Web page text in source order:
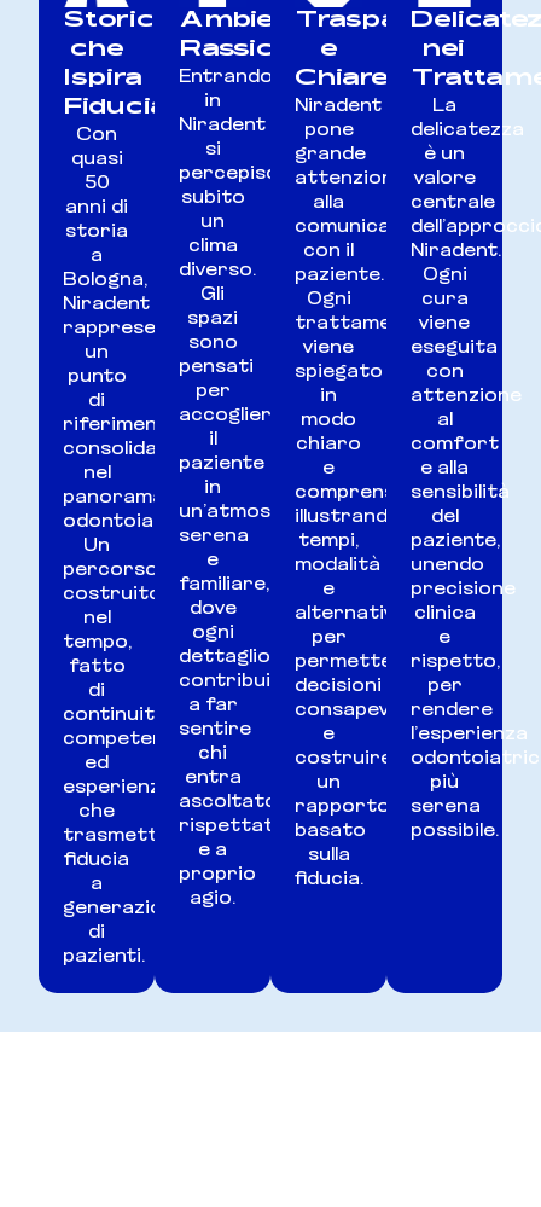
Storicità
che
Ispira
Fiducia
Con
quasi
50
anni di
storia
a
Bologna,
Niradent
rappresenta
un
punto
di
riferimento
consolidato
nel
panorama
odontoiatrico.
Un
percorso
costruito
nel
tempo,
fatto
di
continuità,
competenza
ed
esperienza,
che
trasmette
fiducia
a
generazioni
di
pazienti.
Ambiente
Rassicurante
Entrando
in
Niradent
si
percepisce
subito
un
clima
diverso.
Gli
spazi
sono
pensati
per
accogliere
il
paziente
in
un’atmosfera
serena
e
familiare,
dove
ogni
dettaglio
contribuisce
a far
sentire
chi
entra
ascoltato,
rispettato
e a
proprio
agio.
Trasparenza
e
Chiarezza
Niradent
pone
grande
attenzione
alla
comunicazione
con il
paziente.
Ogni
trattamento
viene
spiegato
in
modo
chiaro
e
comprensibile,
illustrando
tempi,
modalità
e
alternative,
per
permettere
decisioni
consapevoli
e
costruire
un
rapporto
basato
sulla
fiducia.
nei
La
delicatezza
è un
valore
centrale
Niradent.
Ogni
cura
viene
eseguita
con
attenzione
al
comfort
e alla
sensibilità
del
paziente,
unendo
precisione
clinica
e
rispetto,
per
rendere
l’esperienza
più
serena
possibile.